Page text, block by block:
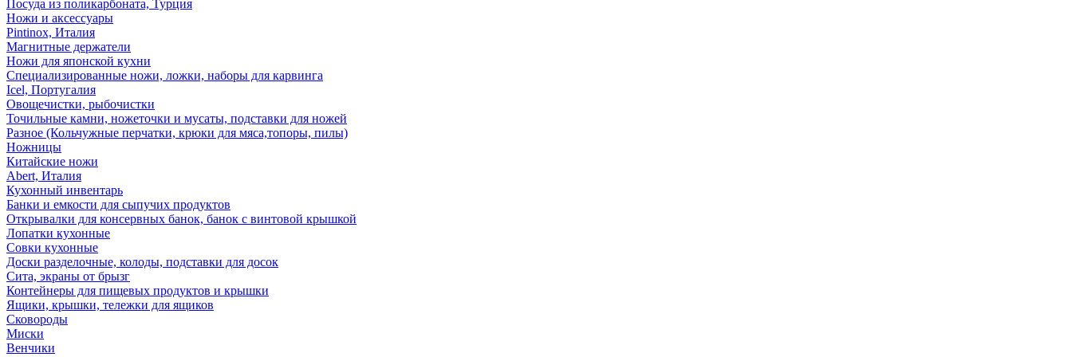
Посуда из поликарбоната, Турция
Ножи и аксессуары
Pintinox, Италия
Магнитные держатели
Ножи для японской кухни
Специализированные ножи, ложки, наборы для карвинга
Icel, Португалия
Овощечистки, рыбочистки
Точильные камни, ножеточки и мусаты, подставки для ножей
Разное (Кольчужные перчатки, крюки для мяса,топоры, пилы)
Ножницы
Китайские ножи
Abert, Италия
Кухонный инвентарь
Банки и емкости для сыпучих продуктов
Открывалки для консервных банок, банок с винтовой крышкой
Лопатки кухонные
Совки кухонные
Доски разделочные, колоды, подставки для досок
Сита, экраны от брызг
Контейнеры для пищевых продуктов и крышки
Ящики, крышки, тележки для ящиков
Сковороды
Миски
Венчики